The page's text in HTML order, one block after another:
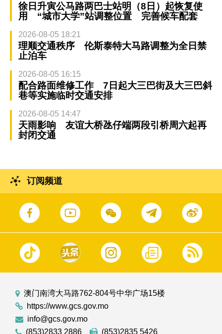
徐日升寅公马路两巴士站明（8日）起恢复使
用 “城市大学”站调整位置 完善候车配套
2026-08-05 18:21
理顺交通秩序 伦斯泰特大马路调整为全日禁
止泊车
2026-08-05 16:15
配合路面维修工作 7日起大三巴街及大三巴斜
巷等实施临时交通安排
2026-08-05 14:47
天雨影响 友谊大桥氹仔端两段引桥周六起再
封闭交通
订阅频道
澳门南湾大马路762-804号中华广场15楼
https://www.gcs.gov.mo
info@gcs.gov.mo
(853)2833 2886
(853)2835 5426